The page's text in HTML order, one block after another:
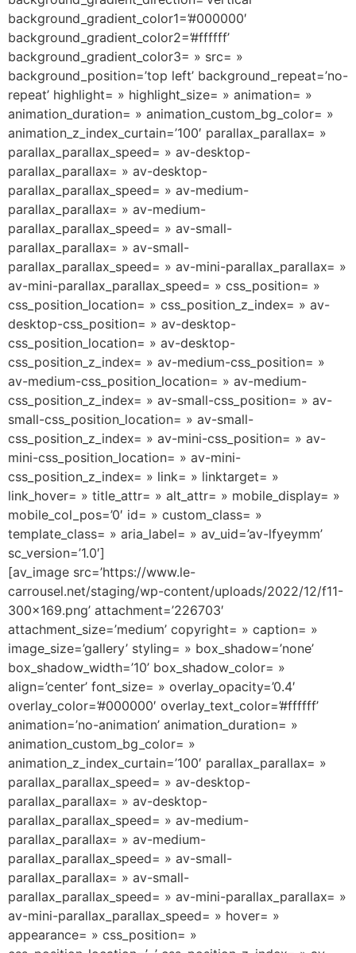
background_gradient_color1=’#000000′
background_gradient_color2=’#ffffff’
background_gradient_color3= » src= »
background_position=’top left’ background_repeat=’no-
repeat’ highlight= » highlight_size= » animation= »
animation_duration= » animation_custom_bg_color= »
animation_z_index_curtain=’100′ parallax_parallax= »
parallax_parallax_speed= » av-desktop-
parallax_parallax= » av-desktop-
parallax_parallax_speed= » av-medium-
parallax_parallax= » av-medium-
parallax_parallax_speed= » av-small-
parallax_parallax= » av-small-
parallax_parallax_speed= » av-mini-parallax_parallax= »
av-mini-parallax_parallax_speed= » css_position= »
css_position_location= » css_position_z_index= » av-
desktop-css_position= » av-desktop-
css_position_location= » av-desktop-
css_position_z_index= » av-medium-css_position= »
av-medium-css_position_location= » av-medium-
css_position_z_index= » av-small-css_position= » av-
small-css_position_location= » av-small-
css_position_z_index= » av-mini-css_position= » av-
mini-css_position_location= » av-mini-
css_position_z_index= » link= » linktarget= »
link_hover= » title_attr= » alt_attr= » mobile_display= »
mobile_col_pos=’0′ id= » custom_class= »
template_class= » aria_label= » av_uid=’av-lfyeymm’
sc_version=’1.0′]
[av_image src=’https://www.le-
carrousel.net/staging/wp-content/uploads/2022/12/f11-
300×169.png’ attachment=’226703′
attachment_size=’medium’ copyright= » caption= »
image_size=’gallery’ styling= » box_shadow=’none’
box_shadow_width=’10’ box_shadow_color= »
align=’center’ font_size= » overlay_opacity=’0.4′
overlay_color=’#000000′ overlay_text_color=’#ffffff’
animation=’no-animation’ animation_duration= »
animation_custom_bg_color= »
animation_z_index_curtain=’100′ parallax_parallax= »
parallax_parallax_speed= » av-desktop-
parallax_parallax= » av-desktop-
parallax_parallax_speed= » av-medium-
parallax_parallax= » av-medium-
parallax_parallax_speed= » av-small-
parallax_parallax= » av-small-
parallax_parallax_speed= » av-mini-parallax_parallax= »
av-mini-parallax_parallax_speed= » hover= »
appearance= » css_position= »